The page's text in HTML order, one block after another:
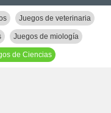
Juegos de veterinaria
Juegos de miología
de Ciencias